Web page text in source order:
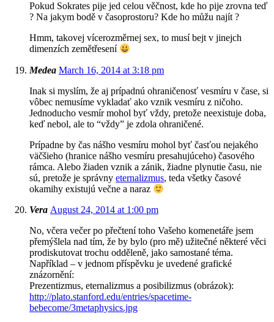
Pokud Sokrates pije jed celou věčnost, kde ho pije zrovna teď
? Na jakym bodě v časoprostoru? Kde ho můžu najít ?
Hmm, takovej vícerozměrnej sex, to musí bejt v jinejch
dimenzích zemětřesení
Medea March 16, 2014 at 3:18 pm
Inak si myslím, že aj prípadnú ohraničenosť vesmíru v čase, si
vôbec nemusíme vykladať ako vznik vesmíru z ničoho.
Jednoducho vesmír mohol byť vždy, pretože neexistuje doba,
keď nebol, ale to “vždy” je zdola ohraničené.
Prípadne by čas nášho vesmíru mohol byť časťou nejakého
väčšieho (hranice nášho vesmíru presahujúceho) časového
rámca. Alebo žiaden vznik a zánik, žiadne plynutie času, nie
sú, pretože je správny eternalizmus, teda všetky časové
okamihy existujú večne a naraz
Vera August 24, 2014 at 1:00 pm
No, včera večer po přečtení toho Vašeho komenetáře jsem
přemýšlela nad tím, že by bylo (pro mě) užitečné některé věci
prodiskutovat trochu odděleně, jako samostané téma.
Například – v jednom příspěvku je uvedené grafické
znázornění:
Prezentizmus, eternalizmus a posibilizmus (obrázok):
http://plato.stanford.edu/entries/spacetime-
bebecome/3metaphysics.jpg